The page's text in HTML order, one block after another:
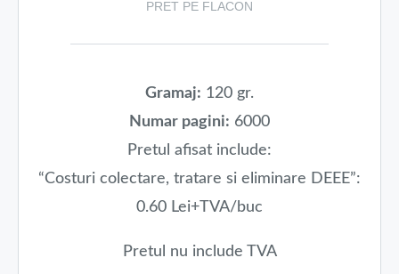
PRET PE FLACON
Gramaj: 120 gr.
Numar pagini: 6000
Pretul afisat include:
“Costuri colectare, tratare si eliminare DEEE”:
0.60 Lei+TVA/buc
Pretul nu include TVA